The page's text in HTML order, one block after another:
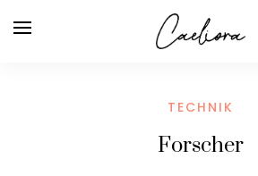
TECHNIK
Forscher